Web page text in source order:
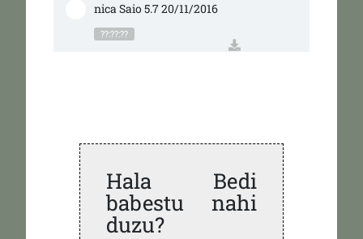
nica Saio 5.7 20/11/2016
??:??:??
Hala Bedi
babestu nahi
duzu?